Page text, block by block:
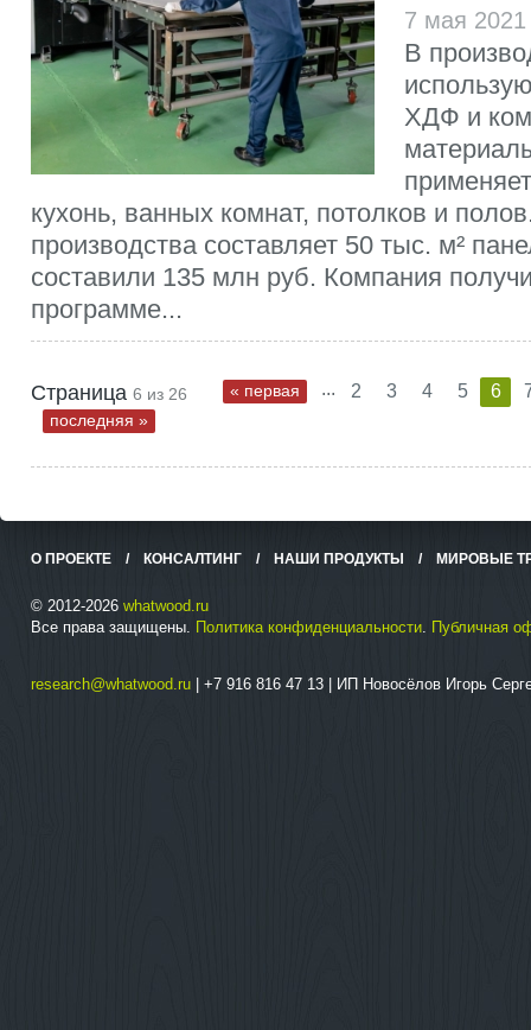
7 мая
В
ХДФ и
кухонь, ванных комнат, потолков и
производства составляет 50 тыс. м²
составили 135 млн руб. Компания
программе...
Страница 6 из 26 « первая ... 2 3 4 5 6
последняя »
О ПРОЕКТЕ / КОНСАЛТИНГ / НАШИ ПРОДУКТЫ / МИРОВЫЕ
© 2012-2026 whatwood.ru
Все права защищены. Политика конфиденциальности. Публичная
research@whatwood.ru | +7 916 816 47 13 | ИП Новосёлов Игорь